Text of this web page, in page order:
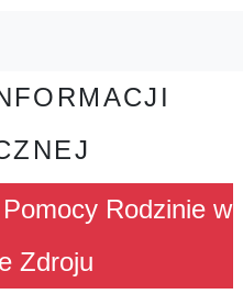
Rodzinie w
Zdroju